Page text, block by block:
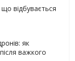
що відбувається
як
важкого